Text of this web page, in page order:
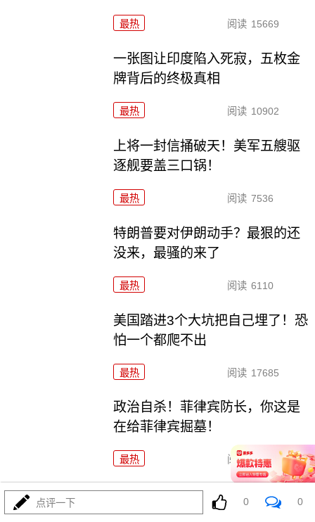
最热 阅读 15669
一张图让印度陷入死寂，五枚金
牌背后的终极真相
最热 阅读 10902
上将一封信捅破天！美军五艘驱
逐舰要盖三口锅！
最热 阅读 7536
特朗普要对伊朗动手？最狠的还
没来，最骚的来了
最热 阅读 6110
美国踏进3个大坑把自己埋了！恐
怕一个都爬不出
最热 阅读 17685
政治自杀！菲律宾防长，你这是
在给菲律宾掘墓！
最热 阅读 7105
特朗普这狼来了连演十遍，伊
朗：你猜我信不信？
点评一下 0 0